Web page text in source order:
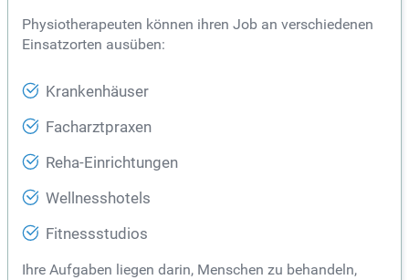
Physiotherapeuten können ihren Job an verschiedenen
Einsatzorten ausüben:
Krankenhäuser
Facharztpraxen
Reha-Einrichtungen
Wellnesshotels
Fitnessstudios
Ihre Aufgaben liegen darin, Menschen zu behandeln,